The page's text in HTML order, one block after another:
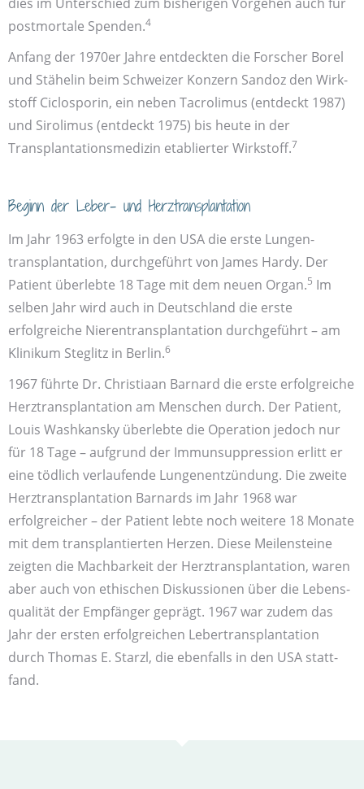
post­mortale Spenden.4
Anfang der 1970er Jahre entdeckten die Forscher Borel
und Stähelin beim Schweizer Konzern Sandoz den Wirk­
stoff Ciclosporin, ein neben Tacrolimus (entdeckt 1987)
und Sirolimus (entdeckt 1975) bis heute in der
Transplantations­medizin etablierter Wirk­stoff.7
Beginn der Leber- und Herztransplantation
Im Jahr 1963 erfolgte in den USA die erste Lungen­
transplantation, durchgeführt von James Hardy. Der
Patient überlebte 18 Tage mit dem neuen Organ.5 Im
selben Jahr wird auch in Deutschland die erste
erfolgreiche Nieren­transplantation durchgeführt – am
Klinikum Steglitz in Berlin.6
1967 führte Dr. Christiaan Barnard die erste erfolgreiche
Herz­transplantation am Menschen durch. Der Patient,
Louis Washkansky überlebte die Operation jedoch nur
für 18 Tage – aufgrund der Immun­suppression erlitt er
eine tödlich verlaufende Lungen­entzündung. Die zweite
Herz­transplantation Barnards im Jahr 1968 war
erfolgreicher – der Patient lebte noch weitere 18 Monate
mit dem transplantierten Herzen. Diese Meilen­steine
zeigten die Machbar­keit der Herz­transplantation, waren
aber auch von ethischen Diskussionen über die Lebens­
qualität der Empfänger geprägt. 1967 war zudem das
Jahr der ersten erfolgreichen Leber­transplantation
durch Thomas E. Starzl, die ebenfalls in den USA statt­
fand.